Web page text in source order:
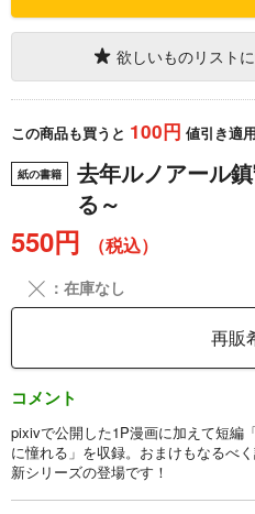
欲しいものリスト
この商品も買うと 100円 値引き適
紙の書籍
去年ルノアール
る～
550円 （税込）
╳ ：在庫なし
再販
コメント
pixivで公開した1P漫画に加えて短編
に憧れる」を収録。おまけもなるべ
新シリーズの登場です！